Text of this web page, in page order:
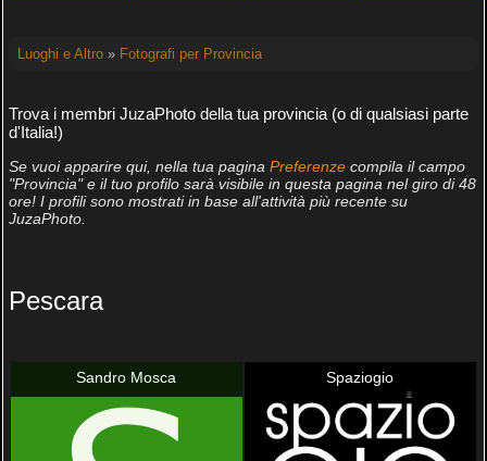
Luoghi e Altro» Fotografi per Provincia
Trova i membri JuzaPhoto della tua provincia (o di qualsiasi parte
d'Italia!)
Se vuoi apparire qui, nella tua pagina Preferenzecompila il campo
"Provincia" e il tuo profilo sarà visibile in questa pagina nel giro di 48
ore! I profili sono mostrati in base all'attività più recente su
JuzaPhoto.
Pescara
Sandro Mosca Spaziogio